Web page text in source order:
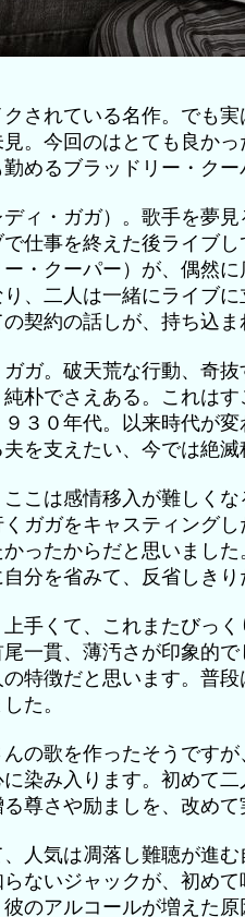
されている名作。でも
。今回のはとても良か
めるブラッドリー・クー
ィ・ガガ）。歌手を夢
仕事を終えた後ライブ
・クーパー）が、偶然
、二人は一緒にライブ
契約の話しが、持ち込ま
ガ。破天荒な行動、奇
朴でさえある。これは
３０年代。以来時代が
を支えたい、今では絶滅
こは感情移入が難しく
ガガをキャスティング
ったからだと思いまし
分を省みて、反省しきり
手くて、これまたびっ
一貫、薄汚さが印象的
特徴だと思います。普
た。
の歌を作ったそうです
染み入ります。初めて
尊さや励ましを、改めて
人気は凋落し難聴が進
ないジャックが、初め
のアルコールが増えた